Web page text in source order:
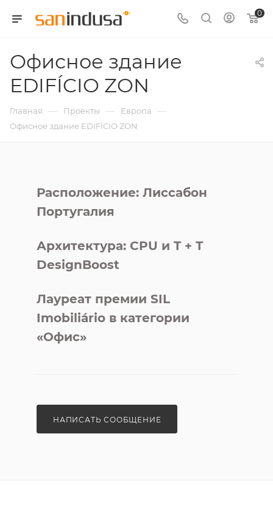
0
Офисное здание
EDIFÍCIO ZON
Главная — Проекты — Европа —
Офисное здание EDIFÍCIO ZON
Расположение: Лиссабон
Португалия
Архитектура: CPU и T + T
DesignBoost
Лауреат премии SIL
Imobiliário в категории
«Офис»
НАПИСАТЬ СООБЩЕНИЕ